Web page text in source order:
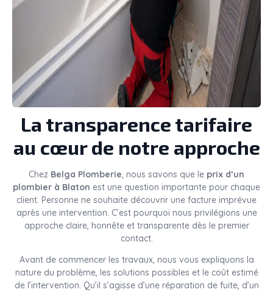
La transparence tarifaire
au cœur de notre approche
Chez Belga Plomberie, nous savons que le prix d’un
plombier à Blaton est une question importante pour chaque
client. Personne ne souhaite découvrir une facture imprévue
après une intervention. C’est pourquoi nous privilégions une
approche claire, honnête et transparente dès le premier
contact.
Avant de commencer les travaux, nous vous expliquons la
nature du problème, les solutions possibles et le coût estimé
de l’intervention. Qu’il s’agisse d’une réparation de fuite, d’un